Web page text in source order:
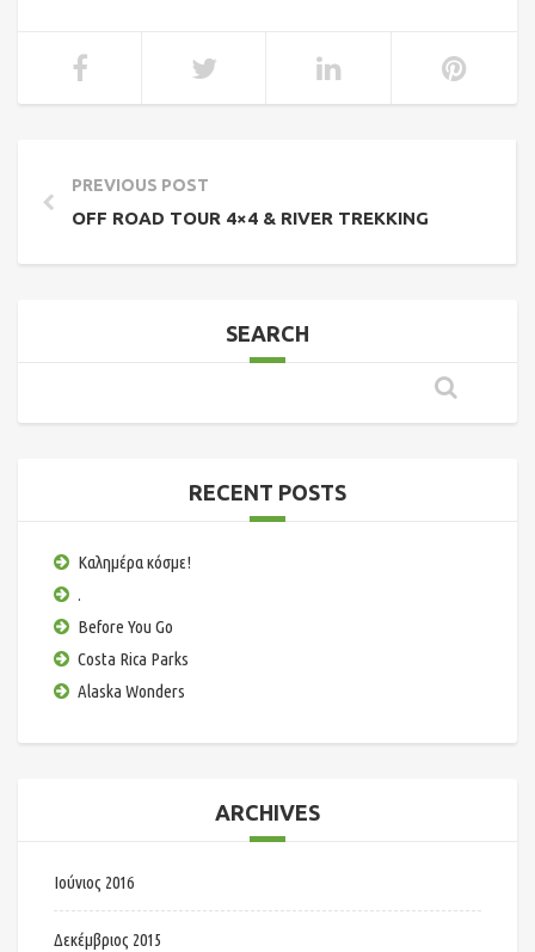
PREVIOUS POST
ΟFF ROAD TOUR 4×4 & RIVER TREKKING
SEARCH
RECENT POSTS
Καλημέρα κόσμε!
.
Before You Go
Costa Rica Parks
Alaska Wonders
ARCHIVES
Ιούνιος 2016
Δεκέμβριος 2015